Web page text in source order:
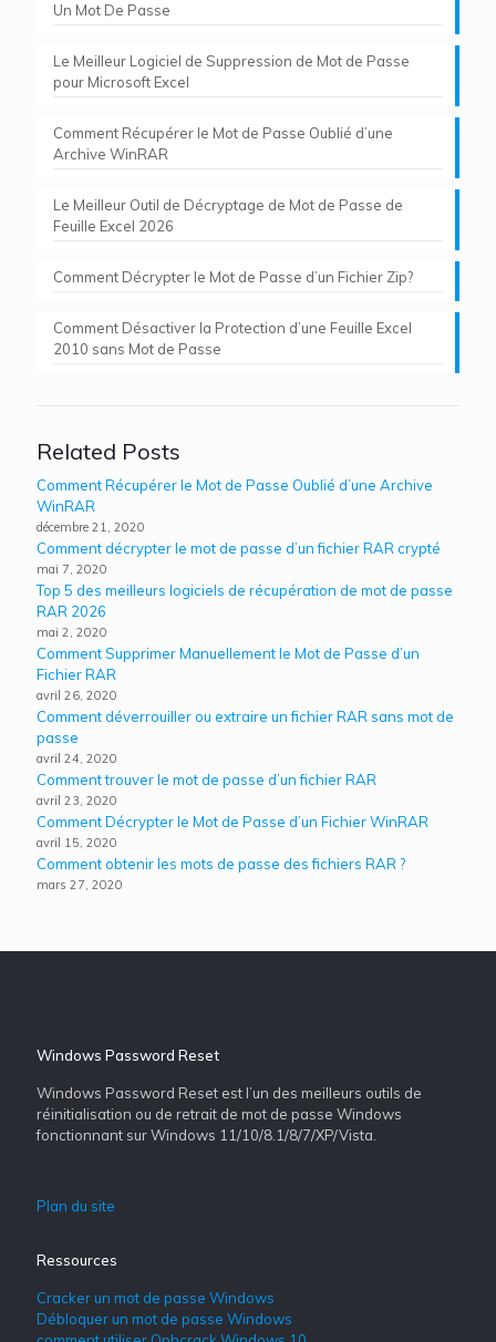
Un Mot De Passe
Le Meilleur Logiciel de Suppression de Mot de Passe
pour Microsoft Excel
Comment Récupérer le Mot de Passe Oublié d’une
Archive WinRAR
Le Meilleur Outil de Décryptage de Mot de Passe de
Feuille Excel 2026
Comment Décrypter le Mot de Passe d’un Fichier Zip?
Comment Désactiver la Protection d’une Feuille Excel
2010 sans Mot de Passe
Related Posts
Comment Récupérer le Mot de Passe Oublié d’une Archive
WinRAR
décembre 21, 2020
Comment décrypter le mot de passe d’un fichier RAR crypté
mai 7, 2020
Top 5 des meilleurs logiciels de récupération de mot de passe
RAR 2026
mai 2, 2020
Comment Supprimer Manuellement le Mot de Passe d’un
Fichier RAR
avril 26, 2020
Comment déverrouiller ou extraire un fichier RAR sans mot de
passe
avril 24, 2020
Comment trouver le mot de passe d’un fichier RAR
avril 23, 2020
Comment Décrypter le Mot de Passe d’un Fichier WinRAR
avril 15, 2020
Comment obtenir les mots de passe des fichiers RAR ?
mars 27, 2020
Windows Password Reset
Windows Password Reset est l’un des meilleurs outils de
réinitialisation ou de retrait de mot de passe Windows
fonctionnant sur Windows 11/10/8.1/8/7/XP/Vista.
Plan du site
Ressources
Cracker un mot de passe Windows
Débloquer un mot de passe Windows